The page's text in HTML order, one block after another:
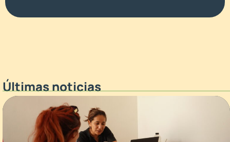
Últimas noticias